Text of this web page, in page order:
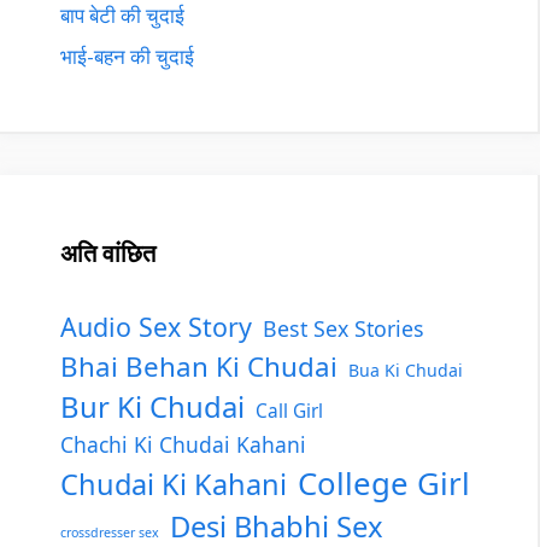
बाप बेटी की चुदाई
भाई-बहन की चुदाई
अति वांछित
Audio Sex Story Best Sex Stories
Bhai Behan Ki Chudai Bua Ki Chudai
Bur Ki Chudai Call Girl
Chachi Ki Chudai Kahani
Chudai Ki Kahani College Girl
crossdresser sex Desi Bhabhi Sex